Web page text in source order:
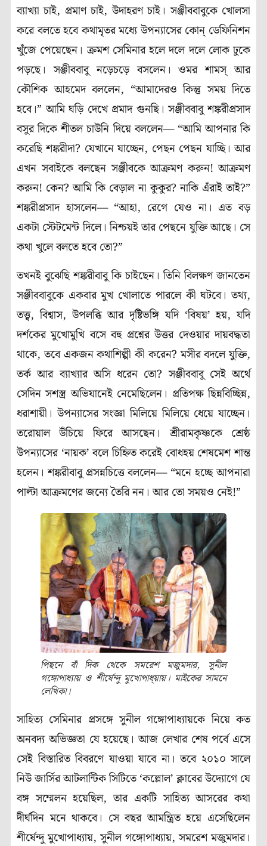
ব্যাখ্যা চাই, প্রমাণ চাই, উদাহরণ চাই। সঞ্জীববাবুকে খোলসা
করে বলতে হবে কথামৃতর মধ্যে উপন্যাসের কোন্ ডেফিনিশন
খুঁজে পেয়েছেন। ক্রমশ সেমিনার হলে দলে দলে লোক ঢুকে
পড়ছে। সঞ্জীববাবু নড়েচড়ে বসলেন। ওমর শামস্ আর
কৌশিক আহমেদ বললেন, “আমাদেরও কিন্তু সময় দিতে
হবে।” আমি ঘড়ি দেখে প্রমাদ গুনছি। সঞ্জীববাবু শঙ্করীপ্রসাদ
বসুর দিকে শীতল চাউনি দিয়ে বললেন— “আমি আপনার কি
করেছি শঙ্করীদা? যেখানে যাচ্ছেন, পেছন পেছন যাচ্ছি। আর
এখন সবাইকে বলছেন সঞ্জীবকে আক্রমণ করুন! আক্রমণ
করুন! কেন? আমি কি বেড়াল না কুকুর? নাকি এঁরাই তাই?”
শঙ্করীপ্রসাদ হাসলেন— “আহা, রেগে যেও না। এত বড়
একটা স্টেটমেন্ট দিলে। নিশ্চয়ই তার পেছনে যুক্তি আছে। সে
কথা খুলে বলতে হবে তো?”
তখনই বুঝেছি শঙ্করীবাবু কি চাইছেন। তিনি বিলক্ষণ জানতেন
সঞ্জীববাবুকে একবার মুখ খোলাতে পারলে কী ঘটবে। তথ্য,
তত্ত্ব, বিশ্বাস, উপলব্ধি আর দৃষ্টিভঙ্গি যদি ‘বিষয়’ হয়, যদি
দর্শকের মুখোমুখি বসে বহু প্রশ্নের উত্তর দেওয়ার দায়বদ্ধতা
থাকে, তবে একজন কথাশিল্পী কী করেন? মসীর বদলে যুক্তি,
তর্ক আর ব্যাখ্যার অসি ধরেন তো? সঞ্জীববাবু সেই অর্থে
সেদিন সশস্ত্র অভিযানেই নেমেছিলেন। প্রতিপক্ষ ছিন্নবিচ্ছিন্ন,
ধরাশায়ী। উপন্যাসের সংজ্ঞা মিলিয়ে মিলিয়ে ধেয়ে যাচ্ছেন।
তরোয়াল উঁচিয়ে ফিরে আসছেন। শ্রীরামকৃষ্ণকে শ্রেষ্ঠ
উপন্যাসের ‘নায়ক’ বলে চিহ্নিত করেই বোধহয় শেষমেশ শান্ত
হলেন। শঙ্করীবাবু প্রসন্নচিত্তে বললেন— “মনে হচ্ছে আপনারা
পাল্টা আক্রমণের জন্যে তৈরি নন। আর তো সময়ও নেই!”
পিছনে বাঁ দিক থেকে সমরেশ মজুমদার, সুনীল
গঙ্গোপাধ্যায় ও শীর্ষেন্দু মুখোপাধ্য়ায়। মাইকের সামনে
লেখিকা।
সাহিত্য সেমিনার প্রসঙ্গে সুনীল গঙ্গোপাধ্যায়কে নিয়ে কত
অনবদ্য অভিজ্ঞতা যে হয়েছে। আজ লেখার শেষ পর্বে এসে
সেই বিস্তারিত বিবরণে যাওয়া যাবে না। তবে ২০১০ সালে
নিউ জার্সির আটলান্টিক সিটিতে ‘কল্লোল’ ক্লাবের উদ্যোগে যে
বঙ্গ সম্মেলন হয়েছিল, তার একটি সাহিত্য আসরের কথা
দীর্ঘদিন মনে থাকবে। সে বছর আমন্ত্রিত হয়ে এসেছিলেন
শীর্ষেন্দু মুখোপাধ্যায়, সুনীল গঙ্গোপাধ্যায়, সমরেশ মজুমদার।